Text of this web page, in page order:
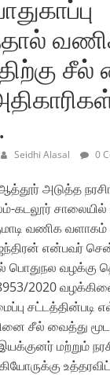
Seidhi Alasal 0
அடுத்த
கடலூர் சாலையில்
வணிக வளாகம்
என்பவர்
பொதுநல வழக்கு
2020
சட்டத்தின்படி
சீல் வைத்து
மற்றும்